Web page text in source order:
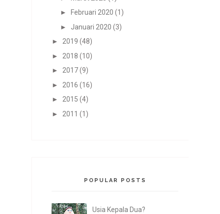
►
Februari 2020 (1)
► Januari 2020 (3)
► 2019 (48)
► 2018 (10)
► 2017(9)
► 2016 (16)
► 2015 (4)
► 2011 (1)
POPULAR POSTS
Usia Kepala Dua?